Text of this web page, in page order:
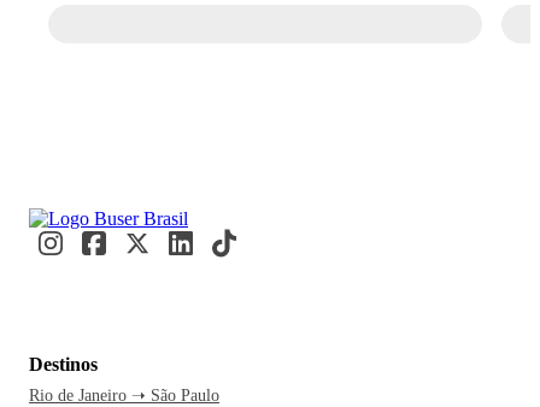
Destinos
Rio de Janeiro ➝ São Paulo